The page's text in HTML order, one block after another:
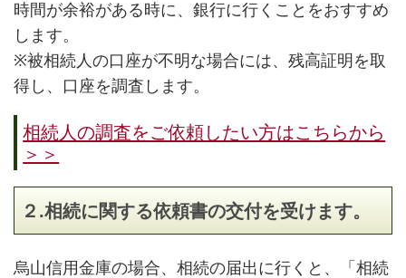
時間が余裕がある時に、銀行に行くことをおすすめ
します。
※被相続人の口座が不明な場合には、残高証明を取
得し、口座を調査します。
相続人の調査をご依頼したい方はこちらから
＞＞
２.相続に関する依頼書の交付を受けます。
烏山信用金庫の場合、相続の届出に行くと、「相続